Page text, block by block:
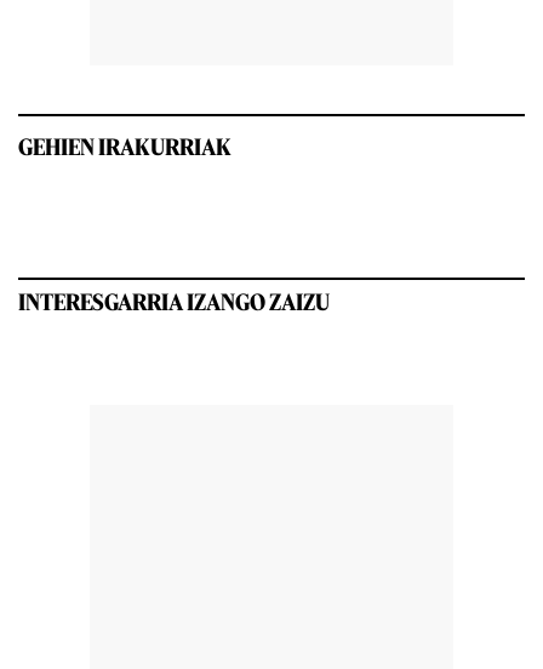
GEHIEN IRAKURRIAK
INTERESGARRIA IZANGO ZAIZU